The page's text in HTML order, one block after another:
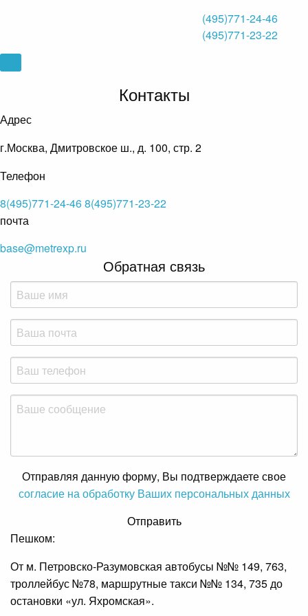
(495)771-24-46
(495)771-23-22
Контакты
Адрес
г.Москва, Дмитровское ш., д. 100, стр. 2
Телефон
8(495)771-24-468(495)771-23-22
почта
base@metrexp.ru
Обратная связь
Отправляя данную форму, Вы подтверждаете свое
согласие на обработку Ваших персональных данных
Отправить
Пешком:
От м. Петровско-Разумовская автобусы №№ 149, 763,
троллейбус №78, маршрутные такси №№ 134, 735 до
остановки «ул. Яхромская».